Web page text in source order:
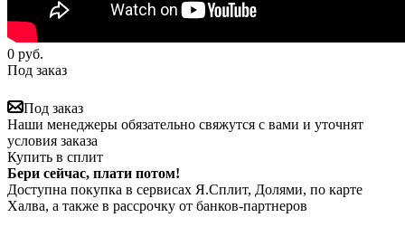
0 руб.
Под заказ
Под заказ
Наши менеджеры обязательно свяжутся с вами и уточнят
условия заказа
Купить в сплит
Бери сейчас, плати потом!
Доступна покупка в сервисах Я.Сплит, Долями, по карте
Халва, а также в рассрочку от банков-партнеров